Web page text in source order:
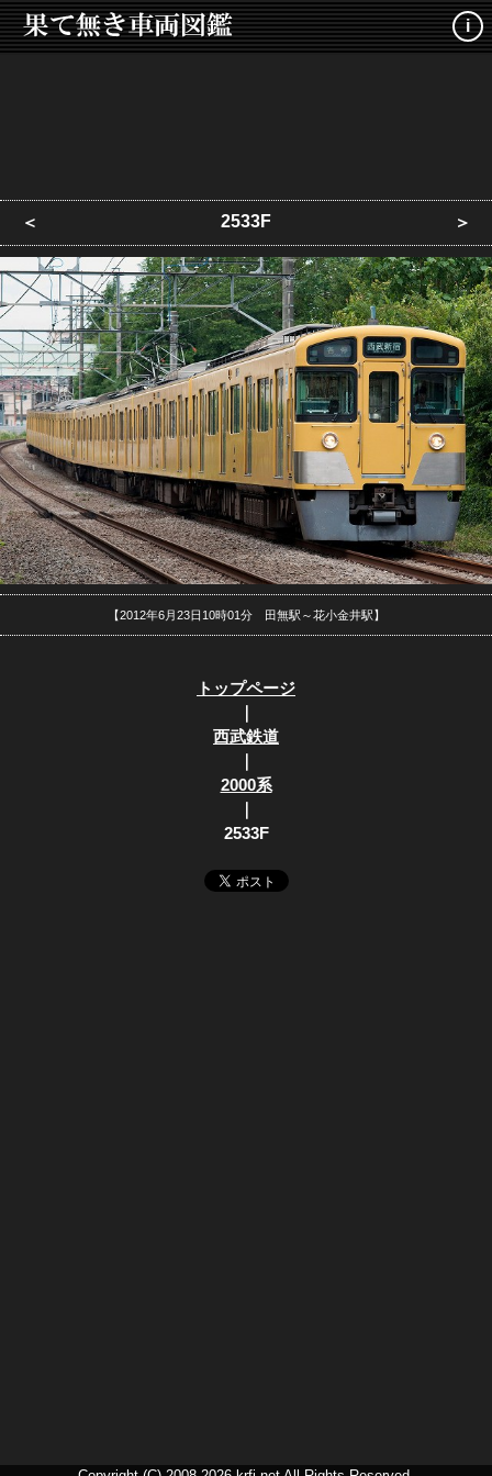
i
＜ 2533F ＞
【2012年6月23日10時01分 田無駅～花小金井駅】
トップページ
｜
西武鉄道
｜
2000系
｜
2533F